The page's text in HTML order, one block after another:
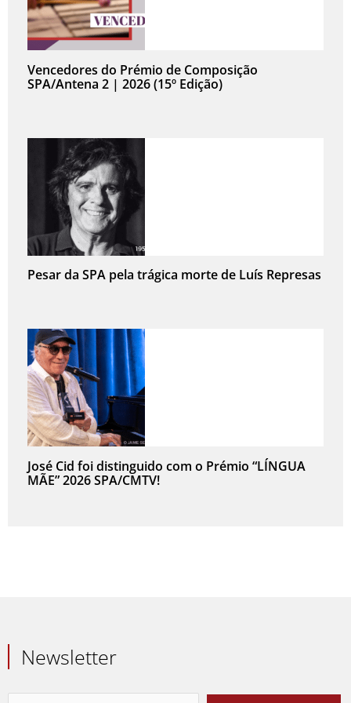
Vencedores do Prémio de Composição
SPA/Antena 2 | 2026 (15º Edição)
Pesar da SPA pela trágica morte de Luís Represas
José Cid foi distinguido com o Prémio “LÍNGUA
MÃE” 2026 SPA/CMTV!
Newsletter